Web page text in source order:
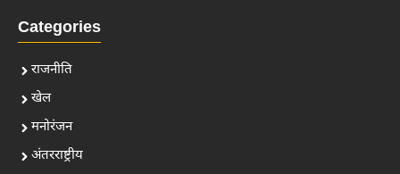
Categories
राजनीति
खेल
मनोरंजन
अंतरराष्ट्रीय